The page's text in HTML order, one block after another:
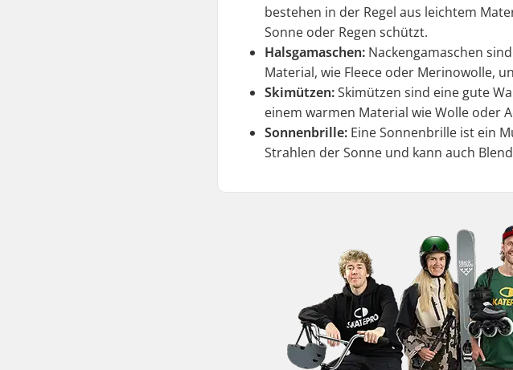
bestehen in der Regel aus leichtem
Sonne oder Regen schützt.
Halsgamaschen: Nackengamaschen
Material, wie Fleece oder Merinowolle,
Skimützen:Skimützen sind eine gute
einem warmen Material wie Wolle oder
Sonnenbrille: Eine Sonnenbrille ist ein
Strahlen der Sonne und kann auch